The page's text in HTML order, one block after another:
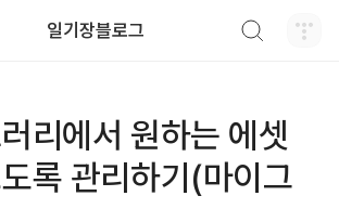
일기장블로그
리에서 원하는 에셋
록 관리하기(마이그